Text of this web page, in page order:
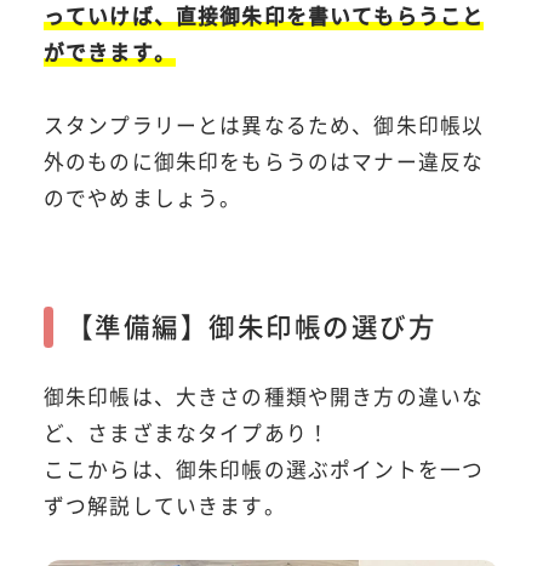
っていけば、直接御朱印を書いてもらうこと
ができます。
スタンプラリーとは異なるため、御朱印帳以
外のものに御朱印をもらうのはマナー違反な
のでやめましょう。
【準備編】御朱印帳の選び方
御朱印帳は、大きさの種類や開き方の違いな
ど、さまざまなタイプあり！
ここからは、御朱印帳の選ぶポイントを一つ
ずつ解説していきます。